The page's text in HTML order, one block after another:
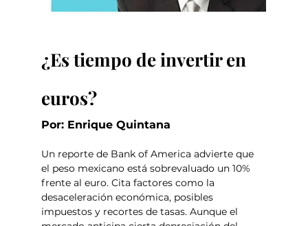
¿Es tiempo de invertir en
euros?
Por: Enrique Quintana
Un reporte de Bank of America advierte que
el peso mexicano está sobrevaluado un 10%
frente al euro. Cita factores como la
desaceleración económica, posibles
impuestos y recortes de tasas. Aunque el